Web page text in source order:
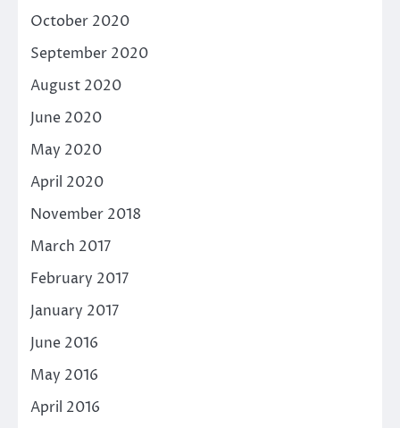
October 2020
September 2020
August 2020
June 2020
May 2020
April 2020
November 2018
March 2017
February 2017
January 2017
June 2016
May 2016
April 2016